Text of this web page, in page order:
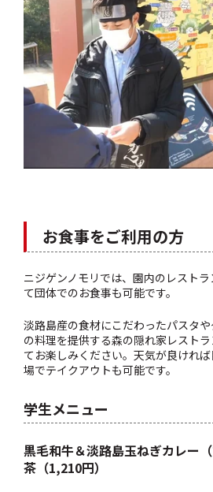
お食事をご利用の方
ニジゲンノモリでは、園内のレストラ
て団体でのお食事も可能です。
淡路島産の食材にこだわったパスタ
の料理を提供する森の隠れ家レスト
てお楽しみください。天気が良けれ
場でテイクアウトも可能です。
学生メニュー
黒毛和牛＆淡路島玉ねぎカレー
茶（1,210円）